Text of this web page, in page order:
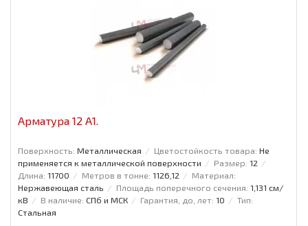
Арматура 12 А1.
Поверхность: Металлическая Цветостойкость товара: Не
применяется к металлической поверхности
Размер: 12
Длина: 11700 Метров в тонне: 1126,12
Материал:
Нержавеющая сталь
Площадь поперечного сечения: 1,131 см/
кВ
В наличие: СПб и МСК Гарантия, до, лет: 10
Тип:
Стальная